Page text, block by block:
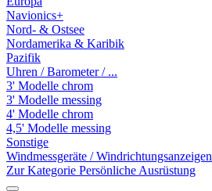
Navionics+
Nord- & Ostsee
Nordamerika & Karibik
Pazifik
Uhren / Barometer / ...
3' Modelle chrom
3' Modelle messing
4' Modelle chrom
4,5' Modelle messing
Sonstige
Windmessgeräte / Windrichtungsanzeigen
Zur Kategorie Persönliche Ausrüstung